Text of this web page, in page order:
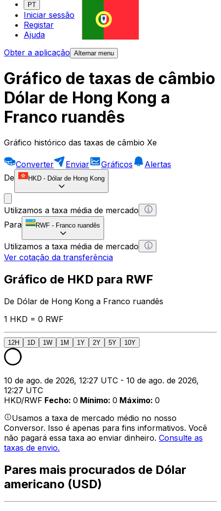
PT
Iniciar sessão
Registar
Ajuda
Obter a aplicação Alternar menu
Gráfico de taxas de câmbio
Dólar de Hong Kong a
Franco ruandês
Gráfico histórico das taxas de câmbio Xe
Converter Enviar Gráficos
Alertas
De
HKD - Dólar de Hong Kong
Utilizamos a taxa média de mercado
Para
RWF - Franco ruandês
Utilizamos a taxa média de mercado
Ver cotação da transferência
Gráfico de HKD para RWF
De Dólar de Hong Kong a Franco ruandês
1 HKD = 0 RWF
12H 1D 1W 1M 1Y 2Y 5Y 10Y
10 de ago. de 2026, 12:27 UTC - 10 de ago. de 2026,
12:27 UTC
HKD/RWF Fecho: 0 Mínimo: 0 Máximo: 0
Usamos a taxa de mercado médio no nosso
Conversor. Isso é apenas para fins informativos. Você
não pagará essa taxa ao enviar dinheiro. Consulte as
taxas de envio.
Pares mais procurados de Dólar
americano (USD)